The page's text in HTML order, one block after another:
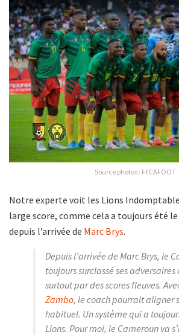
Source photos : FECAFOOT
Notre experte voit les Lions
large score, comme cela a toujours été
depuis l’arrivée de Marc Brys.
Depuis l’arrivée de Marc Brys, le
toujours surclassé ses
surtout par des scores fleuves.
Zambo, le coach pourrait aligner
habituel. Un système qui a
Lions. Pour moi, le Cameroun va